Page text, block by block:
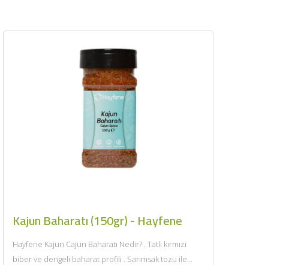
Kajun Baharatı (150gr) - Hayfene
Hayfene Kajun Cajun Baharatı Nedir? . Tatlı kırmızı
biber ve dengeli baharat profili . Sarımsak tozu ile